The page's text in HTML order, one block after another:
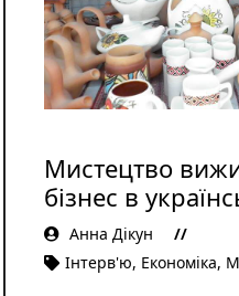
Освіта
Події
Розслідування
Цікаве
Репортажі
Мистецтво
бізнес в
Анна Дікун
Інтерв'ю, Економіка,